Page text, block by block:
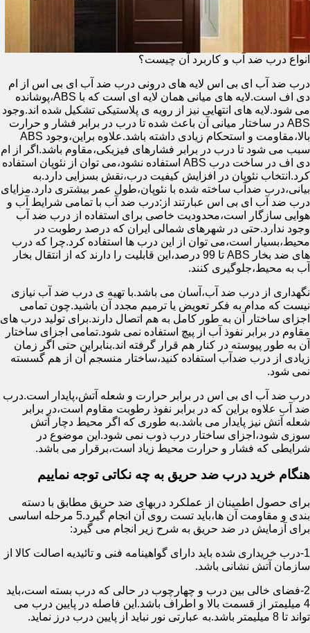
انواع درب ضد آب و کاربرد آن چیست؟
درب ضد آب ای بی اس لایه های درونی درب ضد آب ای بی اس از ام
دی اف است.لایه های میانی همان لایه ای است که با ABS،پوشانده
می شود.لایه های انتهایی نیز از رویه ی پلاستیکی تشکیل شده اند.وجود
ABS در ساختار میانی آن باعث شده تا درب در برابر فشار و حرارت
بالا،مقاومت و استحکام زیادی داشته باشد.علاوه براین،وجود ABS
سبب می شود تا درب در برابر فشارهای فیزیکی،مقاوم باشد.اگر از ام
دی اف در ساخت درب ABS استفاده نشود،می توان از نئوپان استفاده
کرد.انتخاب نئوپان در افزایش کیفیت درب،نقش بسزایی دارد.به
بیانی،درب ضدآب ساخته شده با نئوپان،طول عمر بیشتری دارد.مزایای
درب ضد آب ای بی اس عبارتند از:درب ضد آب با تمامی شرایط آب و
هوایی سازگار است،محدودیت خاصی برای استفاده از درب ضد آب
وجود ندارد.حتی در شهرهای شمالی ایران که درصد رطوبت در
محیط،بسیار است،می توان از این درب ها استفاده کرد.چرا که درب
های ضد بخار ABS تا 99 درصد،این قابلیت را دارند که از انتقال بخار
آب به محیط،جلوگیری کنند.
نگهداری از درب ضد آب،آسان می باشد.با تهیه ی درب ضد آب نیازی
نیست که مدام به فکر تعویض یا ترمیم مجدد آن باشید.چون تمامی
اجزای ساختار آن به طور کامل به هم اتصال دارند.برای تولید درب های
مقاوم در برابر نفوذ آب از پیچ استفاده نمی شود.تمامی اجزای ساختار
آن به طور پیوسته در کنار هم قرار گرفته اند.بنابراین حتی اگر زمان
زیادی از درب ضدآب استفاده کنید،ساختار منسجم آن از هم گسسته
نمی شود.
درب ضد آب ای بی اس در برابر حرارت و شعله آتش،پایدار است.درب
ضد آب علاوه براین که در برابر نفوذ رطوبت مقاوم است،در برابر
شعله آتش نیز پایدار می باشد.به طوری که اگر محیط دچار آتش
سوزی شود،اجزای ساختار درب ذوب نمی شود.این موضوع در
شرایطی که فشار و حرارت محیط زیاد است،برقرار می باشد.
هنگام خرید درب ضد حریق به چه نکاتی توجه نماییم
برای حصول اطمینان از عملکرد دربهای ضد حریق مطابق با دسته
بندی و مقاومت آن ها،باید تست روی آن انجام گیرد.5 مرحله اساسی
برای آزمایش در ضد حریق به شرح زیر انجام می گیرد:
1-درب خریداری شده باید دارای گواهینامه فنی و تائیدیه اصالت کالا از
سازمان آتش نشانی باشد.
2-فضای خالی بین درب و چهارچوب در حالی که درب بسته است،باید
4 میلیمتر از قسمت بالا و اطراف باشد.این فاصله در پایین درب می
تواند تا 8 میلیمتر باشد.به عبارتی نور نباید از پایین درب درز نماید.